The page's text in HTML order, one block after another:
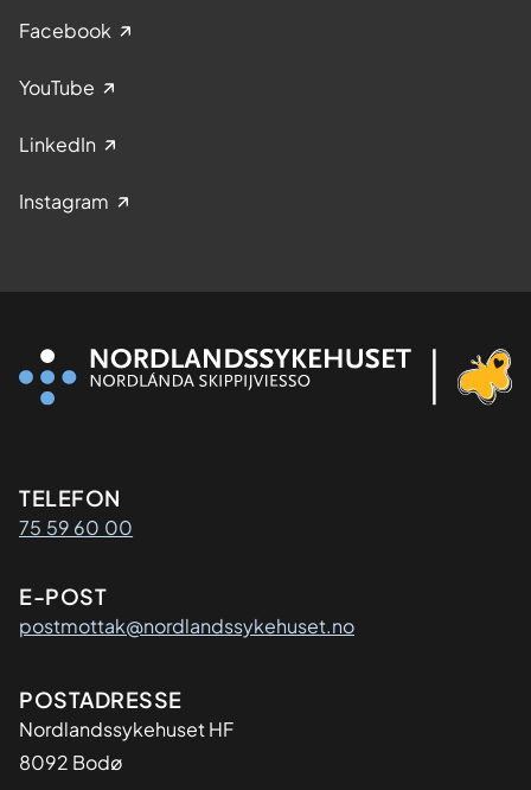
Facebook
YouTube
LinkedIn
Instagram
Kontaktinformasjon
TELEFON
75 59 60 00
E-POST
postmottak@nordlandssykehuset.no
Adresse
POSTADRESSE
Nordlandssykehuset HF
8092 Bodø